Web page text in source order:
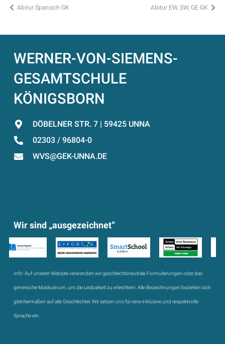
Abitur Spanisch GK Abitur EW, SW, GE GK
WERNER-VON-SIEMENS-
GESAMTSCHULE
KÖNIGSBORN
DÖBELNER STR. 7 | 59425 UNNA
02303 / 96804-0
WVS@GEK-UNNA.DE
Wir sind „ausgezeichnet“
Info:Auf unserer Website verwenden wir geschlechtsneutrale Formulierungen oder das
generische Maskulinum, um die Lesbarkeit zu erleichtern. Alle Bezeichnungen beziehen sich
gleichermaßen auf alle Geschlechter. Wir setzen uns für eine inklusive und respektvolle
Sprache ein.